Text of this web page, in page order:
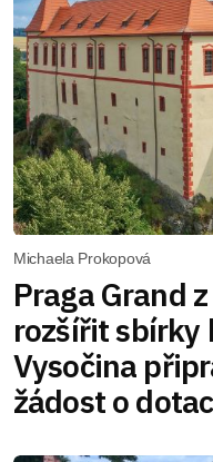
Michaela Prokopová
Praga Grand
rozšířit sbírky
Vysočina
žádost o